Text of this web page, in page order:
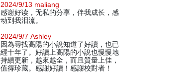
2024/9/13 maliang
感谢好读，无私的分享，伴我成长，感
动到我泪流。
2024/9/7 Ashley
因為尋找高陽的小說知道了好讀，也已
經十年了。好讀上高陽的小說也慢慢地
持續更新，越來越全，而且質量上佳，
值得珍藏。感謝好讀！感謝校對者！